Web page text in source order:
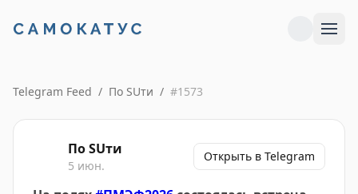
Telegram Feed / По SUти / #1573
По SUти
5 июн.
Открыть в Telegram